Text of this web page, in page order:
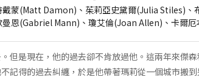
戴蒙(Matt Damon)、茱莉亞史黛爾(Julia Stiles)、
曼恩(Gabriel Mann)、瓊艾倫(Joan Allen)、卡爾
但是現在，他的過去卻不肯放過他。這兩年來傑
記得的過去糾纏，於是他帶著瑪莉從一個城市搬